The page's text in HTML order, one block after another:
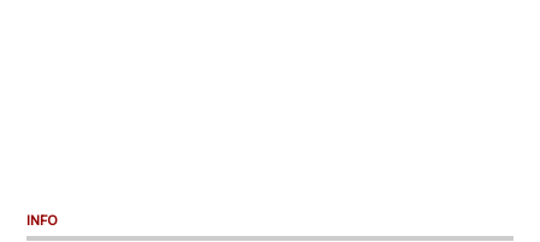
INFO